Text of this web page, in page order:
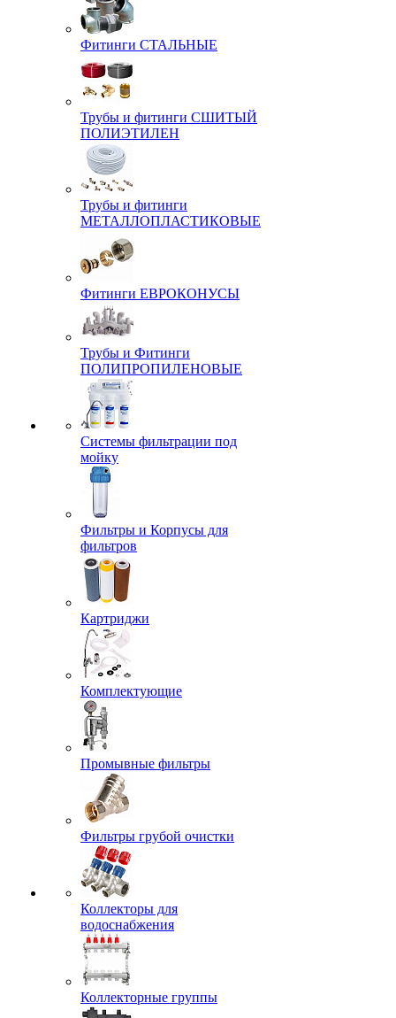
Фитинги СТАЛЬНЫЕ
Трубы и фитинги СШИТЫЙ
ПОЛИЭТИЛЕН
Трубы и фитинги
МЕТАЛЛОПЛАСТИКОВЫЕ
Фитинги ЕВРОКОНУСЫ
Трубы и Фитинги
ПОЛИПРОПИЛЕНОВЫЕ
Системы фильтрации под
мойку
Фильтры и Корпусы для
фильтров
Картриджи
Комплектующие
Промывные фильтры
Фильтры грубой очистки
Коллекторы для
водоснабжения
Коллекторные группы